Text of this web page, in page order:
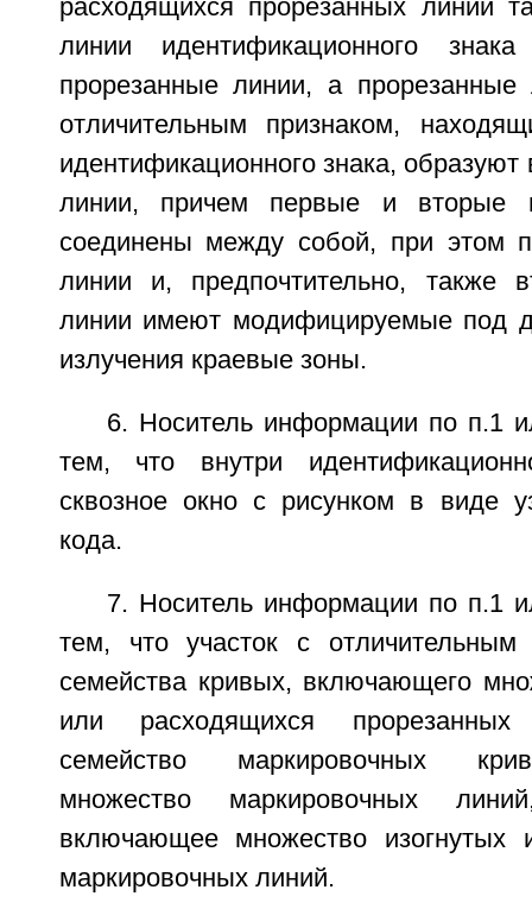
расходящихся прорезанных линий
линии идентификационного
прорезанные линии, а прорезанные
отличительным признаком,
идентификационного знака,
линии, причем первые и вторые
соединены между собой, при этом
линии и, предпочтительно, также
линии имеют модифицируемые под
излучения краевые зоны.
6. Носитель информации по п.1
тем, что внутри
сквозное окно с рисунком в виде
кода.
7. Носитель информации по п.1
тем, что участок с
семейства кривых, включающего
или расходящихся
семейство маркировочных
множество маркировочных
включающее множество изогнутых
маркировочных линий.